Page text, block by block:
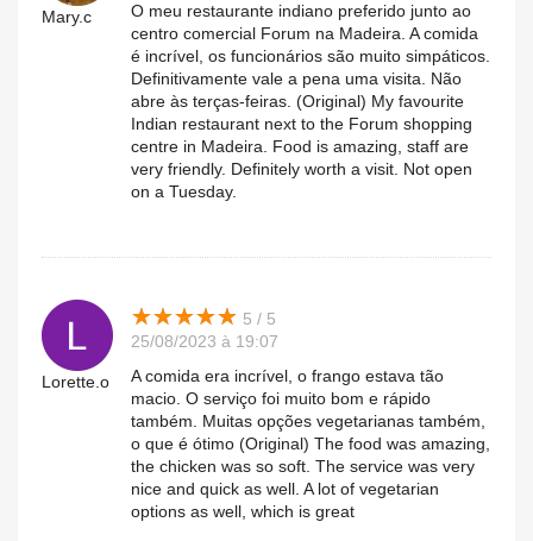
Mary.c
O meu restaurante indiano preferido junto ao
centro comercial Forum na Madeira. A comida
é incrível, os funcionários são muito simpáticos.
Definitivamente vale a pena uma visita. Não
abre às terças-feiras. (Original) My favourite
Indian restaurant next to the Forum shopping
centre in Madeira. Food is amazing, staff are
very friendly. Definitely worth a visit. Not open
on a Tuesday.
Lorette.o
★★★★★
★★★★★ 5 / 5
25/08/2023 à 19:07
A comida era incrível, o frango estava tão
macio. O serviço foi muito bom e rápido
também. Muitas opções vegetarianas também,
o que é ótimo (Original) The food was amazing,
the chicken was so soft. The service was very
nice and quick as well. A lot of vegetarian
options as well, which is great